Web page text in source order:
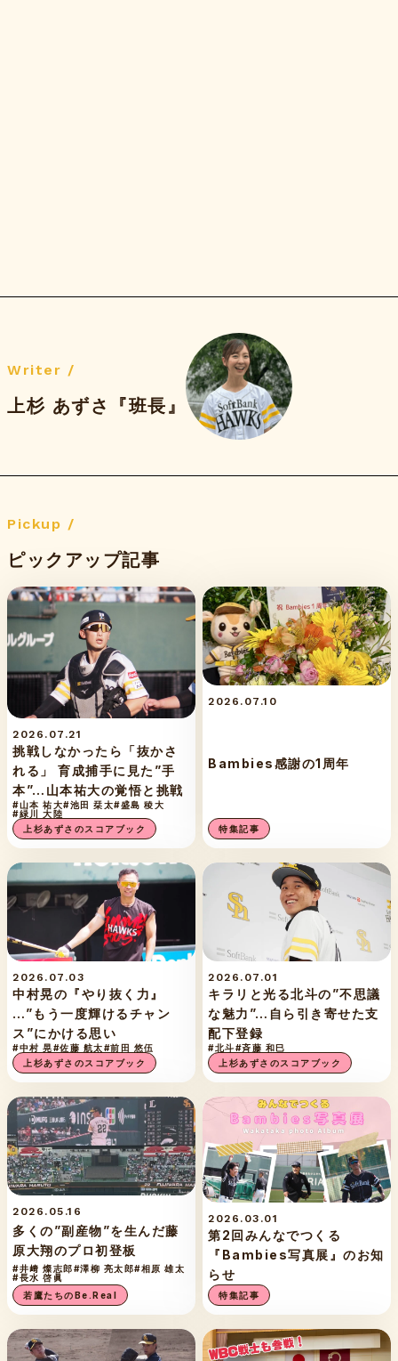
Writer /
上杉 あずさ『班長』
Pickup /
ピックアップ記事
2026.07.21
挑戦しなかったら「抜かさ
れる」 育成捕手に見た”手
本”…山本祐大の覚悟と挑戦
#山本 祐大#池田 栞太#盛島 稜大
#緑川 大陸
上杉あずさのスコアブック
2026.07.10
Bambies感謝の1周年
特集記事
2026.07.03
中村晃の『やり抜く力』
…”もう一度輝けるチャン
ス”にかける思い
#中村 晃#佐藤 航太#前田 悠伍
上杉あずさのスコアブック
2026.07.01
キラリと光る北斗の”不思議
な魅力”…自ら引き寄せた支
配下登録
#北斗#斉藤 和巳
上杉あずさのスコアブック
2026.05.16
多くの”副産物”を生んだ藤
原大翔のプロ初登板
#井﨑 燦志郎#澤柳 亮太郎#相原 雄太
#長水 啓眞
若鷹たちのBe.Real
2026.03.01
第2回みんなでつくる
『Bambies写真展』のお知
らせ
特集記事